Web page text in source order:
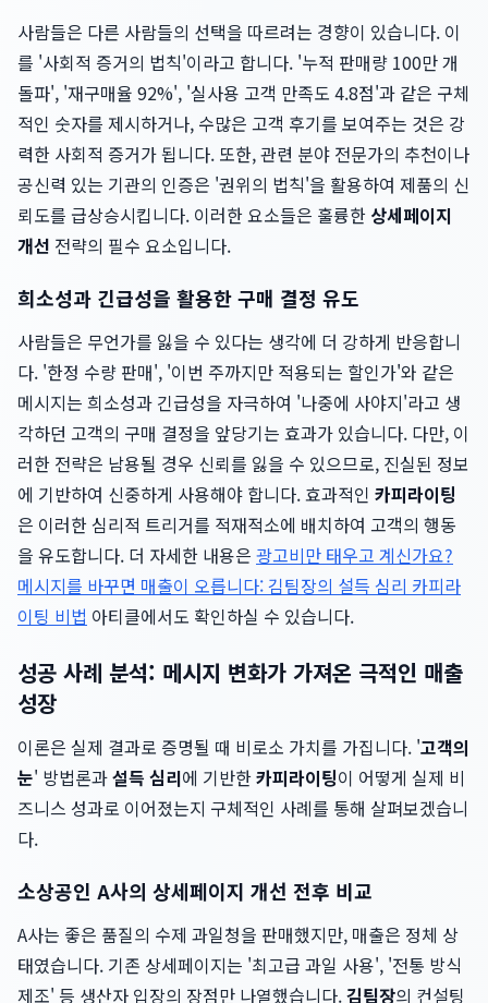
사람들은 다른 사람들의 선택을 따르려는 경향이 있습니다. 이
를 '사회적 증거의 법칙'이라고 합니다. '누적 판매량 100만 개
돌파', '재구매율 92%', '실사용 고객 만족도 4.8점'과 같은 구체
적인 숫자를 제시하거나, 수많은 고객 후기를 보여주는 것은 강
력한 사회적 증거가 됩니다. 또한, 관련 분야 전문가의 추천이나
공신력 있는 기관의 인증은 '권위의 법칙'을 활용하여 제품의 신
뢰도를 급상승시킵니다. 이러한 요소들은 훌륭한 상세페이지
개선 전략의 필수 요소입니다.
희소성과 긴급성을 활용한 구매 결정 유도
사람들은 무언가를 잃을 수 있다는 생각에 더 강하게 반응합니
다. '한정 수량 판매', '이번 주까지만 적용되는 할인가'와 같은
메시지는 희소성과 긴급성을 자극하여 '나중에 사야지'라고 생
각하던 고객의 구매 결정을 앞당기는 효과가 있습니다. 다만, 이
러한 전략은 남용될 경우 신뢰를 잃을 수 있으므로, 진실된 정보
에 기반하여 신중하게 사용해야 합니다. 효과적인 카피라이팅
은 이러한 심리적 트리거를 적재적소에 배치하여 고객의 행동
을 유도합니다. 더 자세한 내용은 광고비만 태우고 계신가요?
메시지를 바꾸면 매출이 오릅니다: 김팀장의 설득 심리 카피라
이팅 비법 아티클에서도 확인하실 수 있습니다.
성공 사례 분석: 메시지 변화가 가져온 극적인 매출
성장
이론은 실제 결과로 증명될 때 비로소 가치를 가집니다. '고객의
눈' 방법론과설득 심리에 기반한카피라이팅이 어떻게 실제 비
즈니스 성과로 이어졌는지 구체적인 사례를 통해 살펴보겠습니
다.
소상공인 A사의 상세페이지 개선 전후 비교
A사는 좋은 품질의 수제 과일청을 판매했지만, 매출은 정체 상
태였습니다. 기존 상세페이지는 '최고급 과일 사용', '전통 방식
제조' 등 생산자 입장의 장점만 나열했습니다.김팀장의 컨설팅